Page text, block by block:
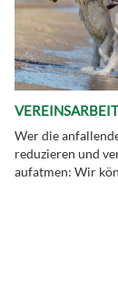
VEREINSARBEIT
Wer die
reduzieren und
aufatmen: Wir